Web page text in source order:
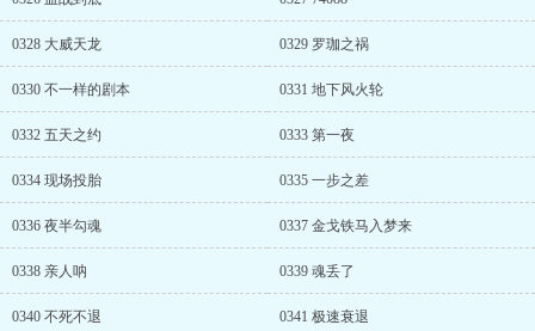
0328 大威天龙 0329 罗珈之祸
0330 不一样的剧本 0331 地下风火轮
0332 五天之约 0333 第一夜
0334 现场投胎 0335 一步之差
0336 夜半勾魂 0337 金戈铁马入梦来
0338 亲人呐 0339 魂丢了
0340 不死不退 0341 极速衰退